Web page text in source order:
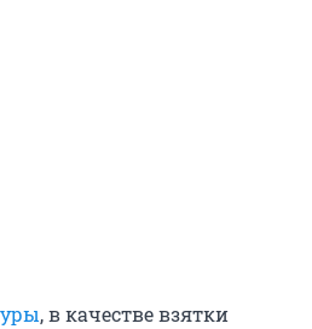
, в качестве взятки